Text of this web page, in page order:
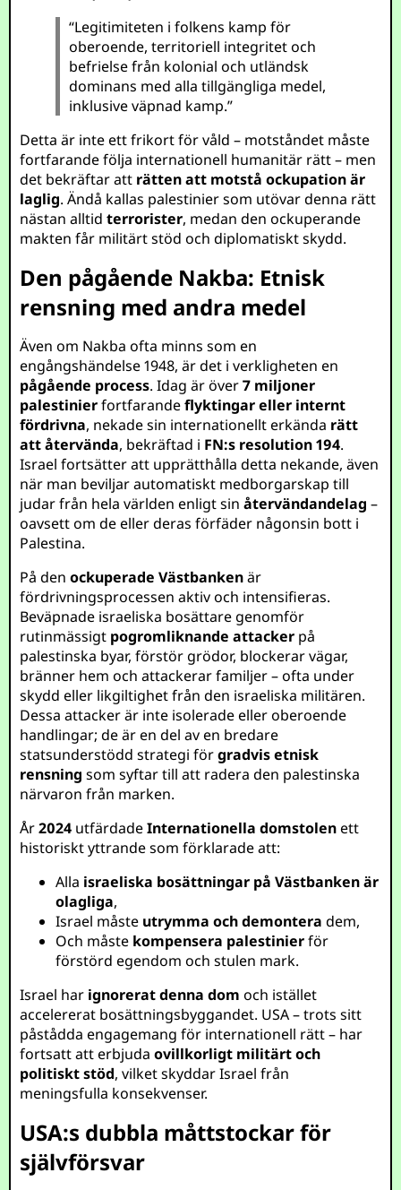
“Legitimiteten i folkens kamp för
oberoende, territoriell integritet och
befrielse från kolonial och utländsk
dominans med alla tillgängliga medel,
inklusive väpnad kamp.”
Detta är inte ett frikort för våld – motståndet måste
fortfarande följa internationell humanitär rätt – men
det bekräftar att rätten att motstå ockupation är
laglig. Ändå kallas palestinier som utövar denna rätt
nästan alltidterrorister, medan den ockuperande
makten får militärt stöd och diplomatiskt skydd.
Den pågående Nakba: Etnisk
rensning med andra medel
Även om Nakba ofta minns som en
engångshändelse 1948, är det i verkligheten en
pågående process. Idag är över7 miljoner
palestinierfortfarandeflyktingar eller internt
fördrivna, nekade sin internationellt erkända rätt
att återvända, bekräftad i FN:s resolution 194.
Israel fortsätter att upprätthålla detta nekande, även
när man beviljar automatiskt medborgarskap till
judar från hela världen enligt sinåtervändandelag –
oavsett om de eller deras förfäder någonsin bott i
Palestina.
På denockuperade Västbankenär
fördrivningsprocessen aktiv och intensifieras.
Beväpnade israeliska bosättare genomför
rutinmässigt pogromliknande attacker på
palestinska byar, förstör grödor, blockerar vägar,
bränner hem och attackerar familjer – ofta under
skydd eller likgiltighet från den israeliska militären.
Dessa attacker är inte isolerade eller oberoende
handlingar; de är en del av en bredare
statsunderstödd strategi förgradvis etnisk
rensning som syftar till att radera den palestinska
närvaron från marken.
År2024 utfärdadeInternationella domstolenett
historiskt yttrande som förklarade att:
Alla israeliska bosättningar på Västbanken är
olagliga,
Israel måste utrymma och demontera dem,
Och måste kompensera palestinierför
förstörd egendom och stulen mark.
Israel har ignorerat denna dom och istället
accelererat bosättningsbyggandet. USA – trots sitt
påstådda engagemang för internationell rätt – har
fortsatt att erbjudaovillkorligt militärt och
politiskt stöd, vilket skyddar Israel från
meningsfulla konsekvenser.
USA:s dubbla måttstockar för
självförsvar